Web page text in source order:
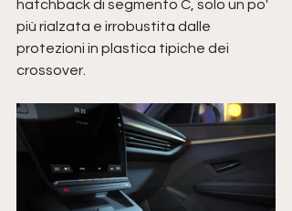
hatchback di segmento C, solo un po'
più rialzata e irrobustita dalle
protezioni in plastica tipiche dei
crossover.